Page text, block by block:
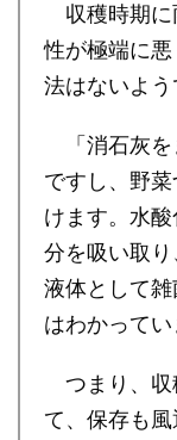
収穫時期に
性が極端に
法はないよう
「消石灰を
ですし、野
けます。水
分を吸い取
液体として
はわかってい
つまり、収
て、保存も